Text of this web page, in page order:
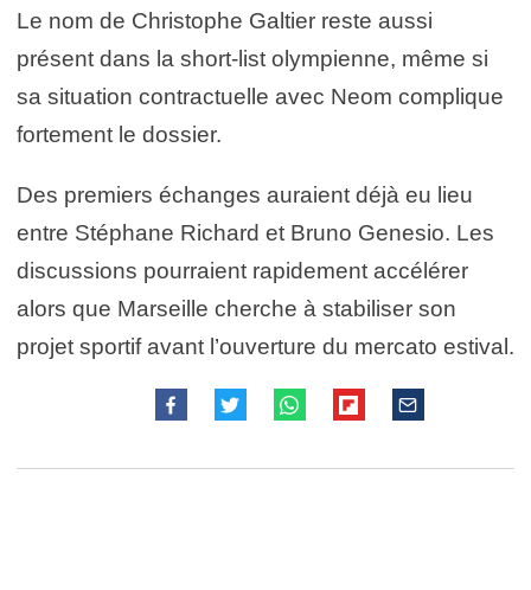
Le nom de Christophe Galtier reste aussi
présent dans la short-list olympienne, même si
sa situation contractuelle avec Neom complique
fortement le dossier.
Des premiers échanges auraient déjà eu lieu
entre Stéphane Richard et Bruno Genesio. Les
discussions pourraient rapidement accélérer
alors que Marseille cherche à stabiliser son
projet sportif avant l’ouverture du mercato estival.